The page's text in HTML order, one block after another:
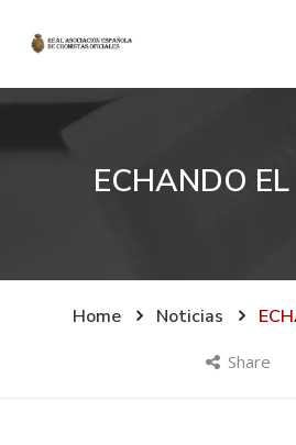
ECHANDO
Home Noticias
Share